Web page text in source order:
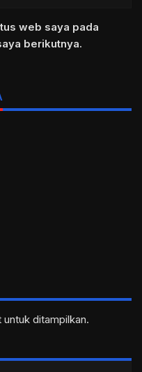
web saya pada
berikutnya.
ditampilkan.